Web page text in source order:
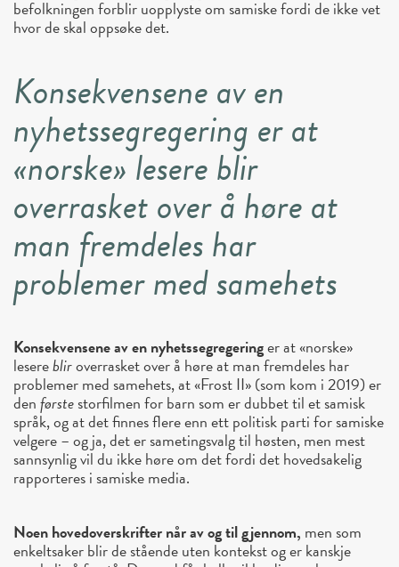
befolkningen forblir uopplyste om samiske fordi de ikke vet
hvor de skal oppsøke det.
Konsekvensene av en
nyhetssegregering er at
«norske» lesere blir
overrasket over å høre at
man fremdeles har
problemer med samehets
Konsekvensene av en nyhetssegregeringer at «norske»
leserebliroverrasket over å høre at man fremdeles har
problemer med samehets, at «Frost II» (som kom i 2019) er
denførstestorfilmen for barn som er dubbet til et samisk
språk, og at det finnes flere enn ett politisk parti for samiske
velgere – og ja, det er sametingsvalg til høsten, men mest
sannsynlig vil du ikke høre om det fordi det hovedsakelig
rapporteres i samiske media.
Noen hovedoverskrifter når av og til gjennom, men som
enkeltsaker blir de stående uten kontekst og er kanskje